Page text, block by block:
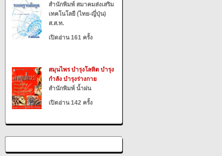
สำนักพิมพ์ สมาคมส่งเสริม
เทคโนโลยี (ไทย-ญี่ปุ่น)
ส.ส.ท.
เปิดอ่าน 161 ครั้ง
สมุนไพร บำรุงโลหิต บำรุง
กำลัง บำรุงร่างกาย
สำนักพิมพ์ น้ำฝน
เปิดอ่าน 142 ครั้ง